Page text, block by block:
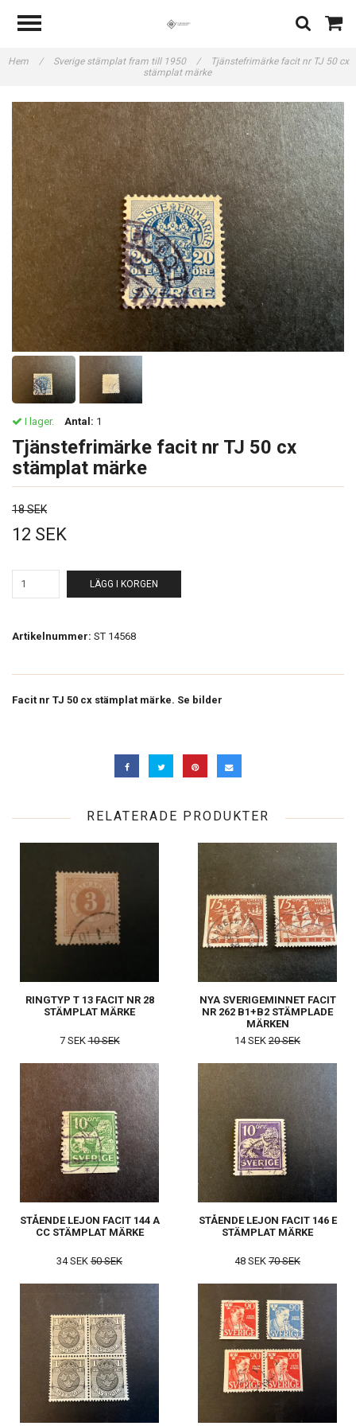
Hem / Sverige stämplat fram till 1950 /
Tjänstefrimärke facit nr TJ 50 cx
stämplat märke
I lager. Antal: 1
Tjänstefrimärke facit nr TJ 50 cx
stämplat märke
18 SEK
12 SEK
LÄGG I KORGEN
Artikelnummer: ST 14568
Facit nr TJ 50 cx stämplat märke. Se bilder
RELATERADE PRODUKTER
RINGTYP T 13 FACIT NR 28
STÄMPLAT MÄRKE
7 SEK10 SEK
NYA SVERIGEMINNET FACIT
NR 262 B1+B2 STÄMPLADE
MÄRKEN
14 SEK 20 SEK
STÅENDE LEJON FACIT 144 A
CC STÄMPLAT MÄRKE
34 SEK 50 SEK
STÅENDE LEJON FACIT 146 E
STÄMPLAT MÄRKE
48 SEK 70 SEK